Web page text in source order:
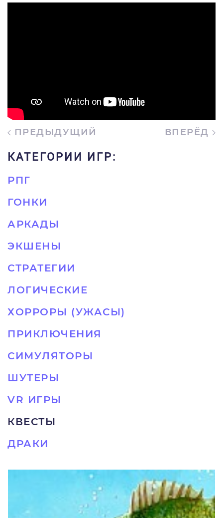
ПРЕДЫДУЩИЙ ВПЕРЁД
КАТЕГОРИИ ИГР:
РПГ
ГОНКИ
АРКАДЫ
ЭКШЕНЫ
СТРАТЕГИИ
ЛОГИЧЕСКИЕ
ХОРРОРЫ (УЖАСЫ)
ПРИКЛЮЧЕНИЯ
СИМУЛЯТОРЫ
ШУТЕРЫ
VR ИГРЫ
КВЕСТЫ
ДРАКИ